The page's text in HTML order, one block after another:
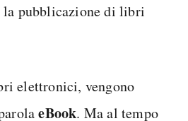
la pubblicazione di libri
elettronici, vengono
eBook. Ma al tempo